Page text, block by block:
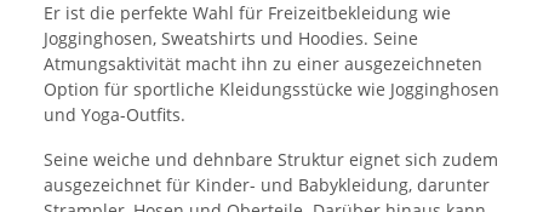
Er ist die perfekte Wahl für Freizeitbekleidung wie
Jogginghosen, Sweatshirts und Hoodies. Seine
Atmungsaktivität macht ihn zu einer ausgezeichneten
Option für sportliche Kleidungsstücke wie Jogginghosen
und Yoga-Outfits.
Seine weiche und dehnbare Struktur eignet sich zudem
ausgezeichnet für Kinder- und Babykleidung, darunter